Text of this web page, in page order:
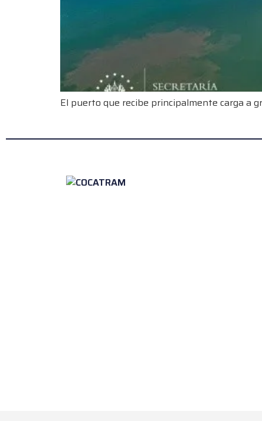
El puerto que recibe principalmente carga a